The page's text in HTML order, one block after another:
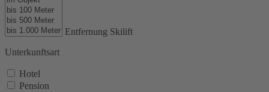
Entfernung Skilift
Unterkunftsart
Hotel
Pension